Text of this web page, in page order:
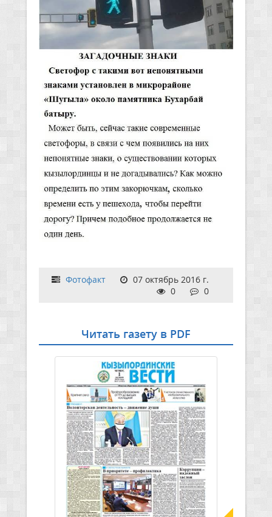
Фотофакт
07 октябрь 2016 г.
0
0
Читать газету в PDF